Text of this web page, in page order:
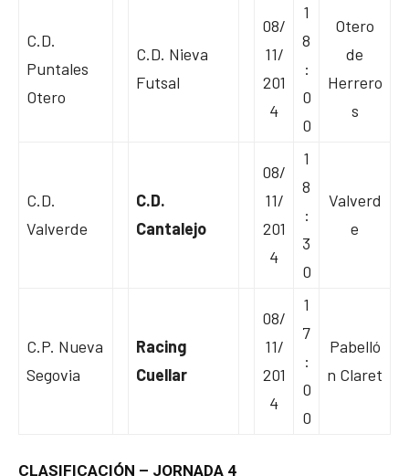
C.D.
Puntales
Otero
C.D. Nieva
Futsal
08/
11/
201
4
1
8
:
0
0
Otero
de
Herrero
s
C.D.
Valverde
C.D.
Cantalejo
08/
11/
201
4
1
8
:
3
0
Valverd
e
C.P. Nueva
Segovia
Racing
Cuellar
08/
11/
201
4
1
7
:
0
0
Pabelló
n Claret
CLASIFICACIÓN – JORNADA 4